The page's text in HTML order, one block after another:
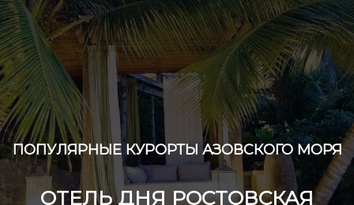
ПОПУЛЯРНЫЕ КУРОРТЫ АЗОВСКОГО МОРЯ
ОТЕЛЬ ДНЯ РОСТОВСКАЯ